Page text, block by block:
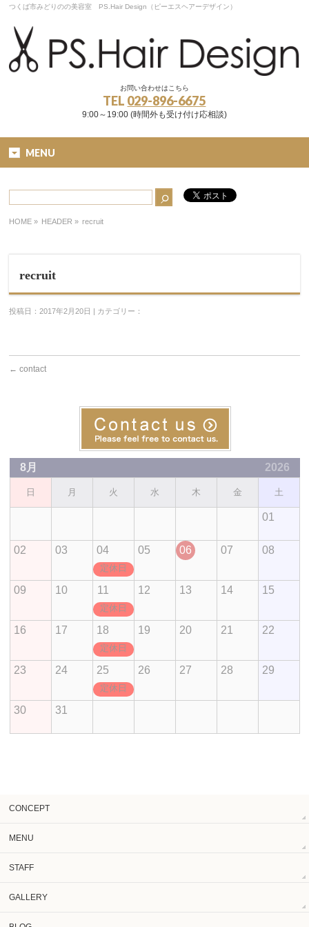
つくば市みどりのの美容室 PS.Hair Design（ピーエスヘアーデザイン）
お問い合わせはこちら
TEL 029-896-6675
9:00～19:00 (時間外も受け付け応相談)
MENU
HOME » HEADER » recruit
recruit
投稿日：2017年2月20日 | カテゴリー：
← contact
8月 2026
日 月 火 水 木 金 土
01
02 03 04
定休日
05 06 07 08
09 10 11
定休日
12 13 14 15
16 17 18
定休日
19 20 21 22
23 24 25
定休日
26 27 28 29
30 31
CONCEPT
MENU
STAFF
GALLERY